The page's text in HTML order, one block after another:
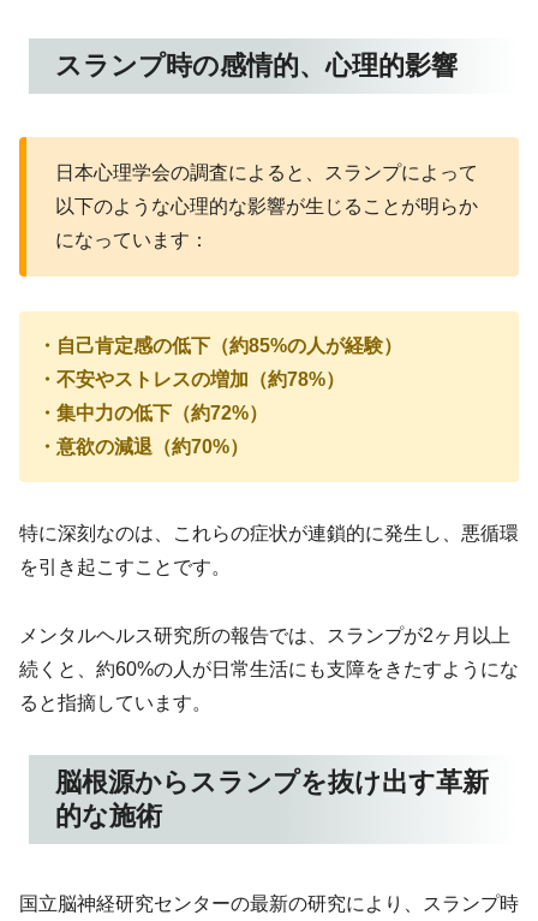
スランプ時の感情的、心理的影響
日本心理学会の調査によると、スランプによって
以下のような心理的な影響が生じることが明らか
になっています：
・自己肯定感の低下（約85%の人が経験）
・不安やストレスの増加（約78%）
・集中力の低下（約72%）
・意欲の減退（約70%）
特に深刻なのは、これらの症状が連鎖的に発生し、悪循環
を引き起こすことです。
メンタルヘルス研究所の報告では、スランプが2ヶ月以上
続くと、約60%の人が日常生活にも支障をきたすようにな
ると指摘しています。
脳根源からスランプを抜け出す革新
的な施術
国立脳神経研究センターの最新の研究により、スランプ時